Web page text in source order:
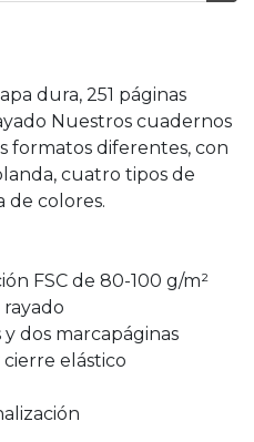
dura, 251 páginas
Nuestros cuadernos
formatos diferentes, con
cuatro tipos de
de colores.
FSC de 80-100 g/m²
rayado
y dos marcapáginas
elástico